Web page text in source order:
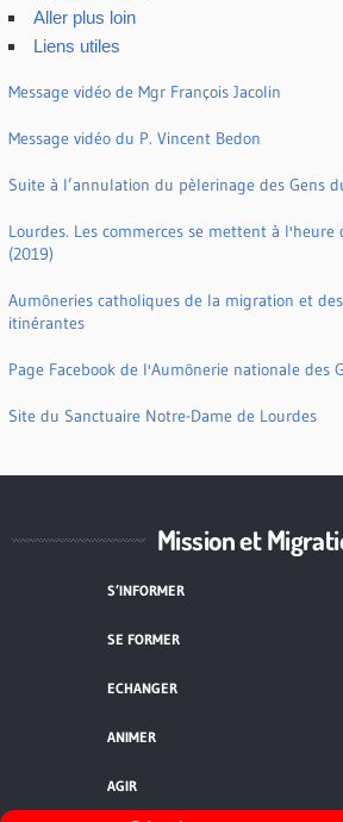
Aller plus loin
Liens utiles
Message vidéo de Mgr François Jacolin
Message vidéo du P. Vincent Bedon
Suite à l’annulation du pèlerinage des Gens
Lourdes. Les commerces se mettent à l'heure
(2019)
Aumôneries catholiques de la migration et
itinérantes
Page Facebook de l'Aumônerie nationale des
Site du Sanctuaire Notre-Dame de Lourdes
Mission et
S’INFORMER
SE FORMER
ECHANGER
ANIMER
AGIR